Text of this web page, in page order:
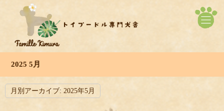
2025 5月
月別アーカイブ: 2025年5月